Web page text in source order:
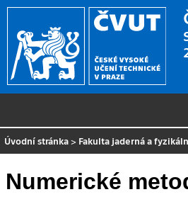
Úvodní stránka > Fakulta jaderná a
Numerické